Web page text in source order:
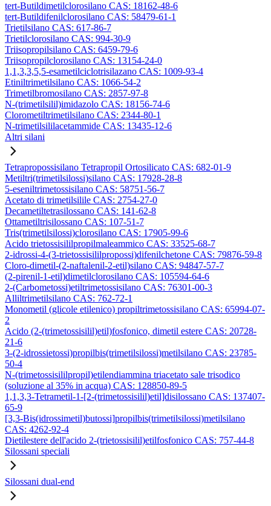
tert-Butildimetilclorosilano CAS: 18162-48-6
tert-Butildifenilclorosilano CAS: 58479-61-1
Trietilsilano CAS: 617-86-7
Trietilclorosilano CAS: 994-30-9
Triisopropilsilano CAS: 6459-79-6
Triisopropilclorosilano CAS: 13154-24-0
1,1,3,3,5,5-esametilciclotrisilazano CAS: 1009-93-4
Etiniltrimetilsilano CAS: 1066-54-2
Trimetilbromosilano CAS: 2857-97-8
N-(trimetilsilil)imidazolo CAS: 18156-74-6
Clorometiltrimetilsilano CAS: 2344-80-1
N-trimetilsililacetammide CAS: 13435-12-6
Altri silani
Tetrapropossisilano Tetrapropil Ortosilicato CAS: 682-01-9
Metiltri(trimetilsilossi)silano CAS: 17928-28-8
5-eseniltrimetossisilano CAS: 58751-56-7
Acetato di trimetilsilile CAS: 2754-27-0
Decametiltetrasilossano CAS: 141-62-8
Ottametiltrisilossano CAS: 107-51-7
Tris(trimetilsilossi)clorosilano CAS: 17905-99-6
Acido trietossisililpropilmaleammico CAS: 33525-68-7
2-idrossi-4-(3-trietossisililpropossi)difenilchetone CAS: 79876-59-8
Cloro-dimetil-(2-naftalenil-2-etil)silano CAS: 94847-57-7
(2-pirenil-1-etil)dimetilclorosilano CAS: 105594-64-6
2-(Carbometossi)etiltrimetossisilano CAS: 76301-00-3
Alliltrimetilsilano CAS: 762-72-1
Monometil (glicole etilenico) propiltrimetossisilano CAS: 65994-07-
2
Acido (2-(trimetossisilil)etil)fosfonico, dimetil estere CAS: 20728-
21-6
3-(2-idrossietossi)propilbis(trimetilsilossi)metilsilano CAS: 23785-
50-4
N-(trimetossisililpropil)etilendiammina triacetato sale trisodico
(soluzione al 35% in acqua) CAS: 128850-89-5
1,1,3,3-Tetrametil-1-[2-(trimetossisilil)etil]disilossano CAS: 137407-
65-9
[3,3-Bis(idrossimetil)butossi]propilbis(trimetilsilossi)metilsilano
CAS: 4262-92-4
Dietilestere dell'acido 2-(trietossisilil)etilfosfonico CAS: 757-44-8
Silossani speciali
Silossani dual-end